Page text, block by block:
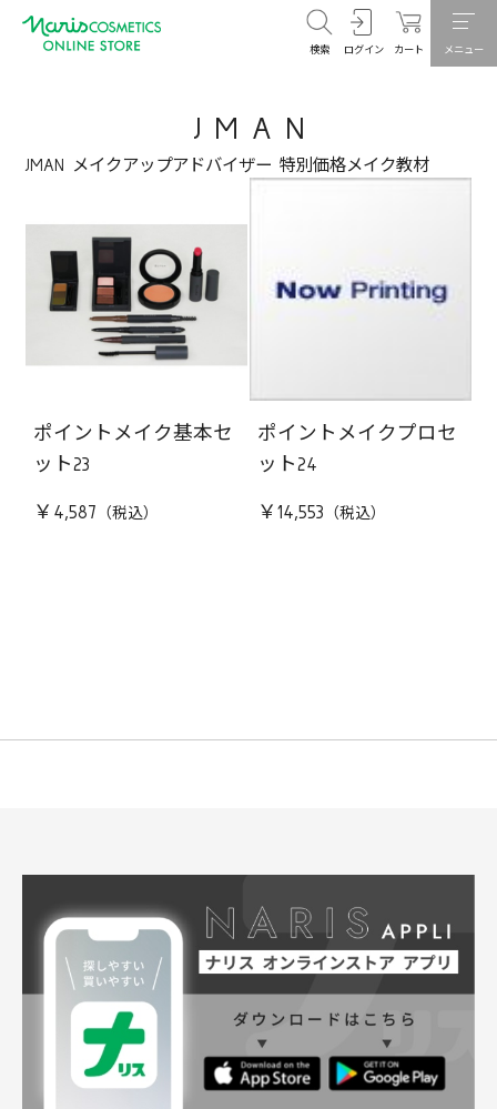
検索 ログイン カート メニュー
J M A N
JMAN メイクアップアドバイザー 特別価格メイク教材
ポイントメイク基本セ
ット23
￥4,587
ポイントメイクプロセ
ット24
￥14,553